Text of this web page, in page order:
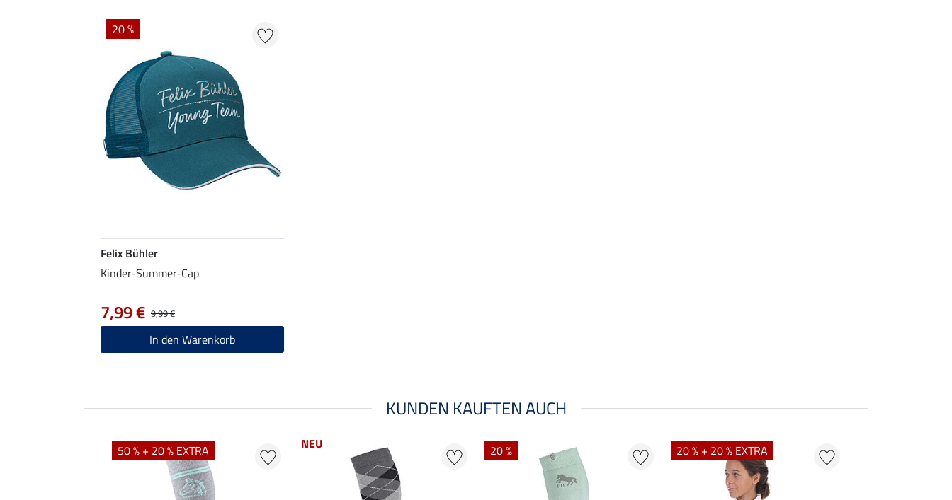
20 %
Felix Bühler
Kinder-Summer-Cap
9,99 €
7,99 €
In den Warenkorb
KUNDEN KAUFTEN AUCH
50 % + 20 % EXTRA NEU 20 % 20 % + 20 % EXTRA